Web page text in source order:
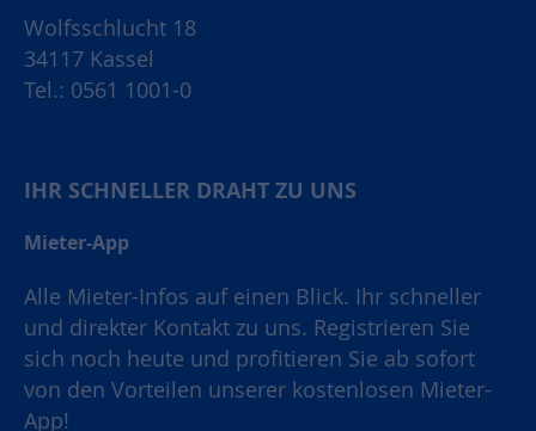
Wolfsschlucht 18
34117 Kassel
Tel.: 0561 1001-0
IHR SCHNELLER DRAHT ZU UNS
Mieter-App
Alle Mieter-Infos auf einen Blick. Ihr schneller
und direkter Kontakt zu uns. Registrieren Sie
sich noch heute und profitieren Sie ab sofort
von den Vorteilen unserer kostenlosen Mieter-
App!